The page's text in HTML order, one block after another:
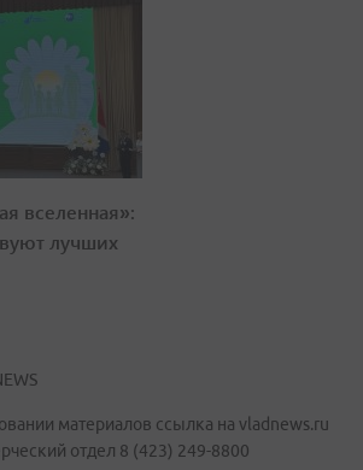
вселенная»:
лучших
материалов ссылка на vladnews.ru
отдел 8 (423) 249-8800